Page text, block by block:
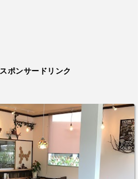
スポンサードリンク